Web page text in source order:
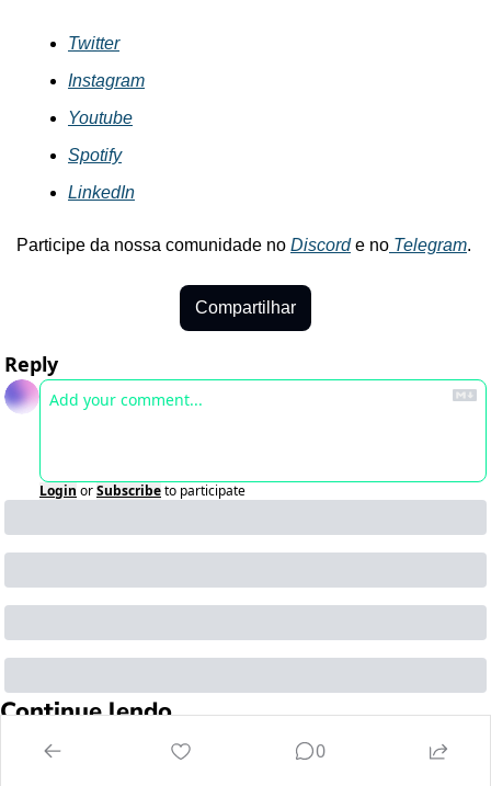
Twitter
Instagram
Youtube
Spotify
LinkedIn
Participe da nossa comunidade no Discord e no Telegram.
Compartilhar
Reply
Login orSubscribeto participate
Continue lendo
View more 0